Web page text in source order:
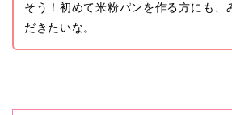
そう！初めて米粉パンを作る方にも、
だきたいな。